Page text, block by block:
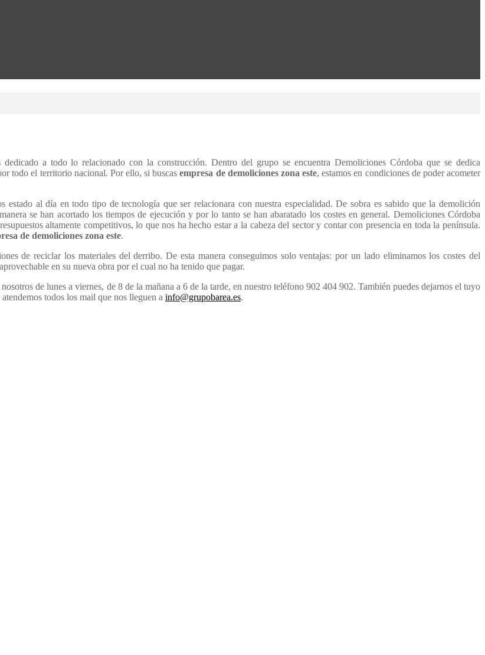
a todo lo relacionado con la construcción. Dentro del grupo se encuentra Demoliciones Córdoba que se dedica
todo el territorio nacional. Por ello, si buscasempresa de demoliciones zona este, estamos en condiciones de poder acometer
estado al día en todo tipo de tecnología que ser relacionara con nuestra especialidad. De sobra es sabido que la demolición
se han acortado los tiempos de ejecución y por lo tanto se han abaratado los costes en general. Demoliciones Córdoba
altamente competitivos, lo que nos ha hecho estar a la cabeza del sector y contar con presencia en toda la península.
de demoliciones zona este.
de reciclar los materiales del derribo. De esta manera conseguimos solo ventajas: por un lado eliminamos los costes del
en su nueva obra por el cual no ha tenido que pagar.
de lunes a viernes, de 8 de la mañana a 6 de la tarde, en nuestro teléfono 902 404 902. También puedes dejarnos el tuyo
todos los mail que nos lleguen a info@grupobarea.es.